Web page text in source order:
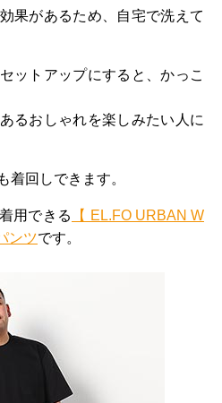
果があるため、自宅で洗えて
ットアップにすると、かっこ
るおしゃれを楽しみたい人に
着回しできます。
用できる
【 EL.FO URBAN W
ンツです。